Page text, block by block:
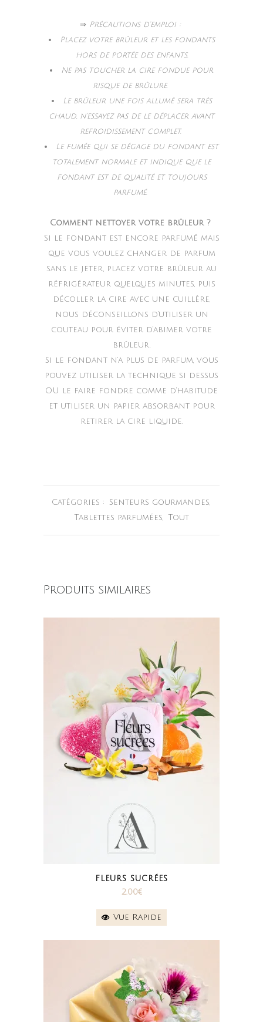
⇒ Précautions d’emploi :
Placez votre brûleur et les fondants
hors de portée des enfants.
Ne pas toucher la cire fondue pour
risque de brûlure.
Le brûleur une fois allumé sera très
chaud, n’essayez pas de le déplacer avant
refroidissement complet.
Le fumée qui se dégage du fondant est
totalement normale et indique que le
fondant est de qualité et toujours
parfumé.
Comment nettoyer votre brûleur ?
Si le fondant est encore parfumé mais
que vous voulez changer de parfum
sans le jeter, placez votre brûleur au
réfrigérateur quelques minutes, puis
décoller la cire avec une cuillère,
nous déconseillons d’utiliser un
couteau pour éviter d’abimer votre
brûleur.
Si le fondant n’a plus de parfum, vous
pouvez utiliser la technique si dessus
OU le faire fondre comme d’habitude
et utiliser un papier absorbant pour
retirer la cire liquide.
Catégories : Senteurs gourmandes
Tablettes parfumées
Tout
Produits similaires
FLEURS SUCRÉES
2.00€
Vue Rapide